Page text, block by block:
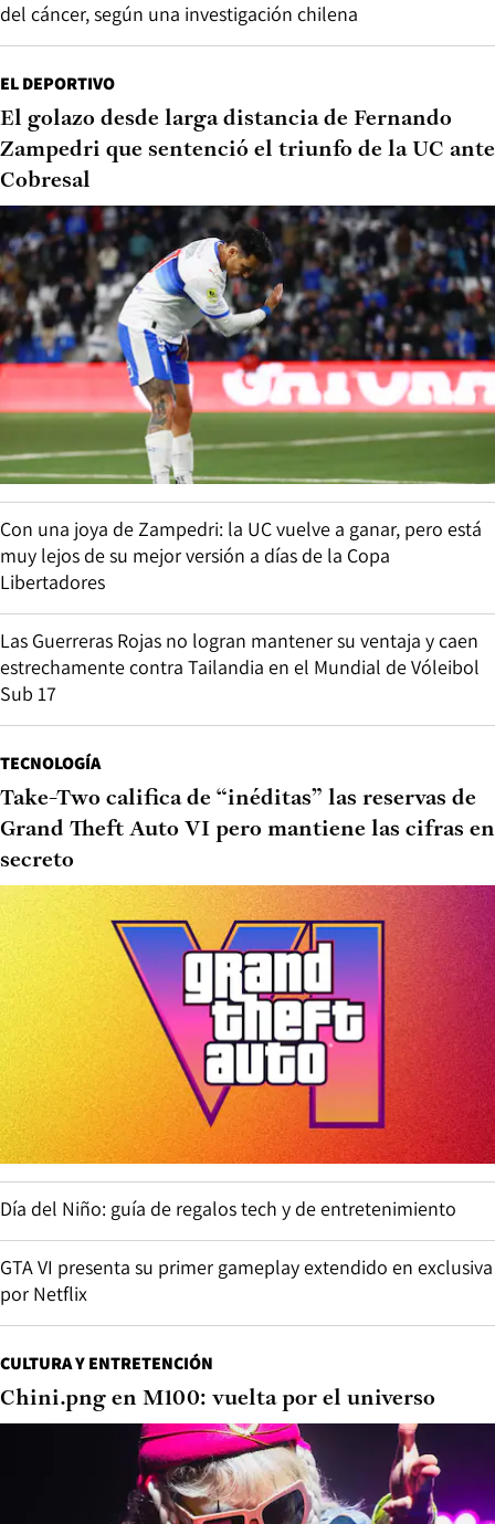
del cáncer, según una investigación chilena
EL DEPORTIVO
El golazo desde larga distancia de Fernando
Zampedri que sentenció el triunfo de la UC ante
Cobresal
Con una joya de Zampedri: la UC vuelve a ganar, pero está
muy lejos de su mejor versión a días de la Copa
Libertadores
Las Guerreras Rojas no logran mantener su ventaja y caen
estrechamente contra Tailandia en el Mundial de Vóleibol
Sub 17
TECNOLOGÍA
Take-Two califica de “inéditas” las reservas de
Grand Theft Auto VI pero mantiene las cifras en
secreto
Día del Niño: guía de regalos tech y de entretenimiento
GTA VI presenta su primer gameplay extendido en exclusiva
por Netflix
CULTURA Y ENTRETENCIÓN
Chini.png en M100: vuelta por el universo